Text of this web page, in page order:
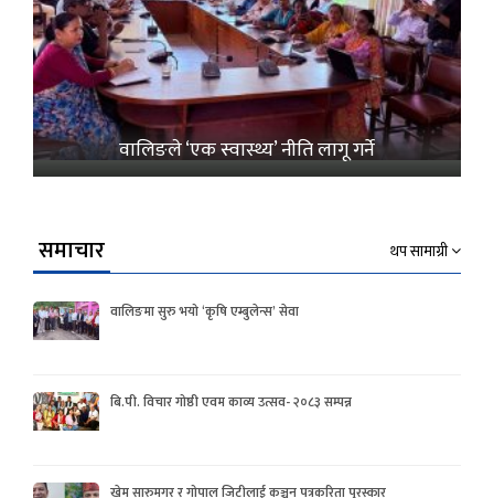
वालिङले ‘एक स्वास्थ्य’ नीति लागू गर्ने
समाचार थप सामाग्री
वालिङमा सुरु भयो ‘कृषि एम्बुलेन्स’ सेवा
बि.पी. विचार गोष्ठी एवम काव्य उत्सव- २०८३ सम्पन्न
खेम सारुमगर र गोपाल जिटीलाई कञ्चन पत्रकरिता पुरस्कार